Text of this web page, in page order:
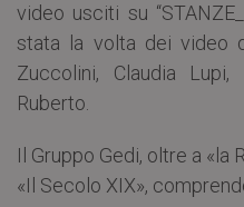
video usciti su
stata la volta dei video
Zuccolini, Claudia
Ruberto.
Il Gruppo Gedi, oltre a «la
«Il Secolo XIX»,